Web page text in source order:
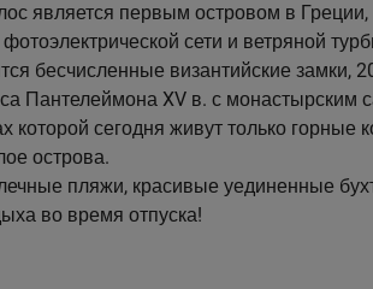
является первым островом в
сети и ветряной
бесчисленные византийские замки,
Пантелеймона XV в. с
которой сегодня живут только горные
острова.
пляжи, красивые уединенные
во время отпуска!